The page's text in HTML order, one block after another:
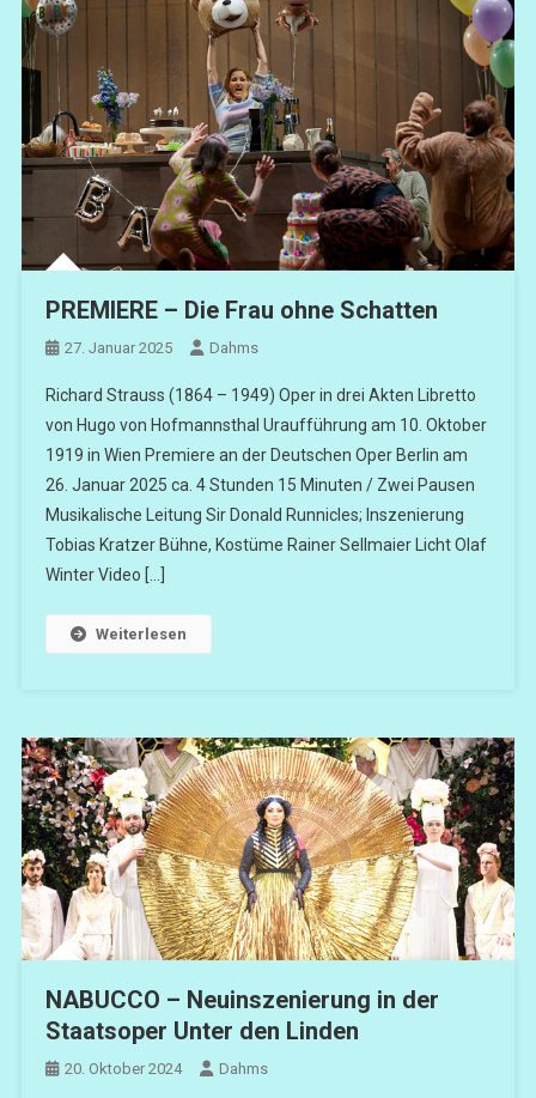
PREMIERE – Die Frau ohne Schatten
27. Januar 2025 Dahms
Richard Strauss (1864 – 1949) Oper in drei Akten Libretto
von Hugo von Hofmannsthal Uraufführung am 10. Oktober
1919 in Wien Premiere an der Deutschen Oper Berlin am
26. Januar 2025 ca. 4 Stunden 15 Minuten / Zwei Pausen
Musikalische Leitung Sir Donald Runnicles; Inszenierung
Tobias Kratzer Bühne, Kostüme Rainer Sellmaier Licht Olaf
Winter Video […]
Weiterlesen
NABUCCO – Neuinszenierung in der
Staatsoper Unter den Linden
20. Oktober 2024 Dahms